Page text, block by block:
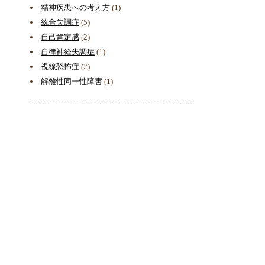
精神疾患への考え方 (1)
統合失調症 (5)
自己肯定感 (2)
自律神経失調症 (1)
視線恐怖症 (2)
解離性同一性障害 (1)